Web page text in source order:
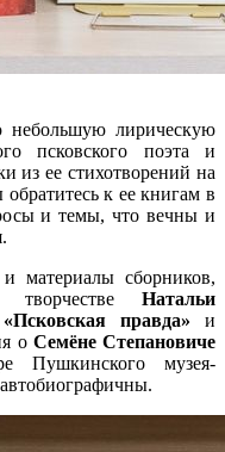
лирическую
псковского поэта и
из ее стихотворений на
к ее книгам в
и темы, что вечны и
материалы сборников,
Натальи
«Псковская правда» и
о Семёне Степановиче
Пушкинского музея-